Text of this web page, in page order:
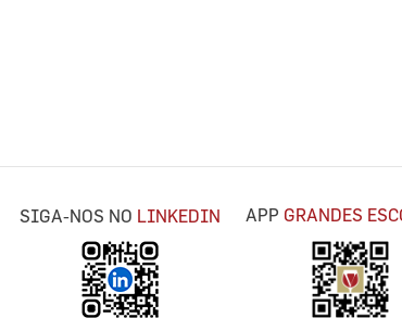
SIGA-NOS NO LINKEDIN APP GRANDES